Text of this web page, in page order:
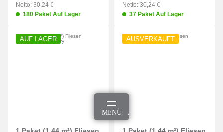
Netto: 30,24 €
180 Paket Auf Lager
Netto: 30,24 €
37 Paket Auf Lager
AUF LAGER AUSVERKAUFT
MENÜ ANMELDEN